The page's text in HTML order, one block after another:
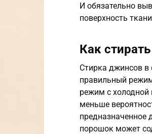
И обязательно
поверхность
Как
Стирка джинсов в
правильный
режим с холодной
меньше
предназначенное
порошок может